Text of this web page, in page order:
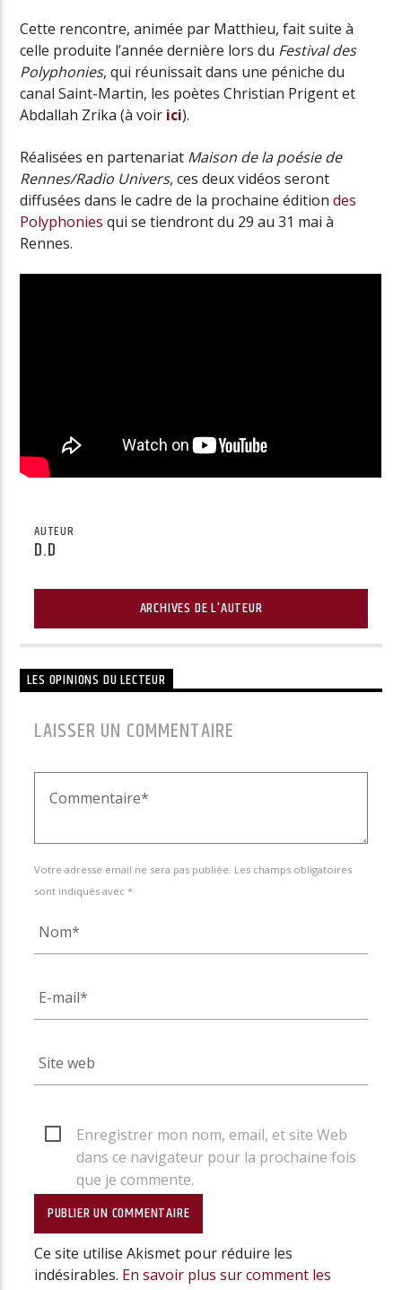
Cette rencontre, animée par Matthieu, fait suite à
celle produite l’année dernière lors du Festival des
Polyphonies, qui réunissait dans une péniche du
canal Saint-Martin, les poètes Christian Prigent et
Abdallah Zrika (à voir ici).
Réalisées en partenariat Maison de la poésie de
Rennes/Radio Univers, ces deux vidéos seront
diffusées dans le cadre de la prochaine éditiondes
Polyphonies qui se tiendront du 29 au 31 mai à
Rennes.
AUTEUR
D.D
ARCHIVES DE L'AUTEUR
LES OPINIONS DU LECTEUR
LAISSER UN COMMENTAIRE
Votre adresse email ne sera pas publiée. Les champs obligatoires
sont indiqués avec *
Enregistrer mon nom, email, et site Web
dans ce navigateur pour la prochaine fois
que je commente.
Ce site utilise Akismet pour réduire les
indésirables. En savoir plus sur comment les